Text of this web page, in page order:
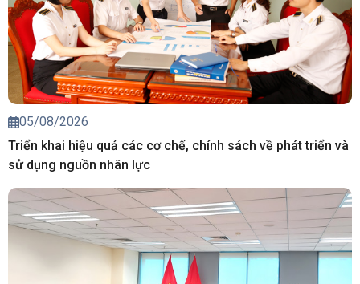
05/08/2026
Triển khai hiệu quả các cơ chế, chính sách về phát triển và
sử dụng nguồn nhân lực